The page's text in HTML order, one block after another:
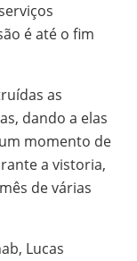
é até o fim
as
dando a elas
momento de
a vistoria,
de várias
Lucas